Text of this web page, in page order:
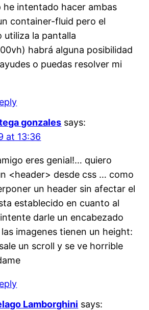
he intentado hacer ambas
container-fluid pero el
utiliza la pantalla
habrá alguna posibilidad
o puedas resolver mi
gonzales says:
at 13:36
eres genial!… quiero
<header> desde css … como
un header sin afectar el
establecido en cuanto al
darle un encabezado
imagenes tienen un height:
un scroll y se ve horrible
Lamborghini says: